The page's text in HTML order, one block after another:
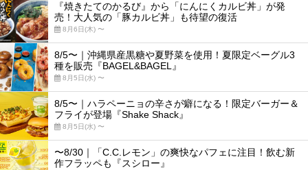
『焼きたてのかるび』から「にんにくカルビ丼」が発
売！大人気の「豚カルビ丼」も待望の復活
8月6日(木) 〜
8/5〜｜沖縄県産黒糖や夏野菜を使用！夏限定ベーグル3
種を販売『BAGEL&BAGEL』
8月5日(水) 〜
8/5〜｜ハラペーニョの辛さが癖になる！限定バーガー＆
フライが登場『Shake Shack』
8月5日(水) 〜
〜8/30｜「C.C.レモン」の爽快なパフェに注目！飲む新
作フラッペも『スシロー』